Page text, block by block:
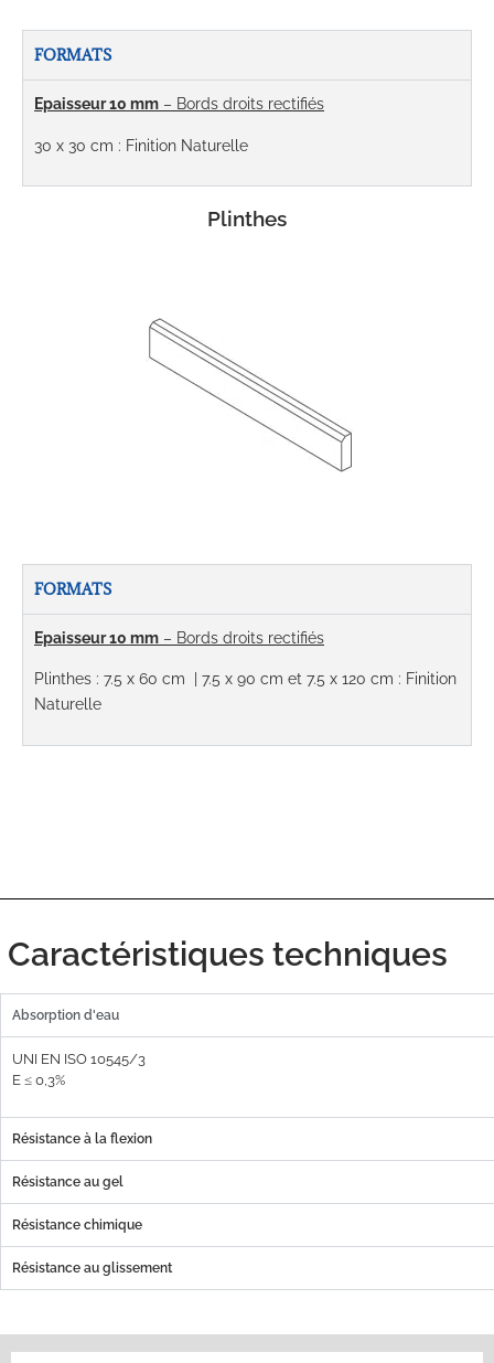
FORMATS
Epaisseur 10 mm – Bords droits rectifiés
30 x 30 cm : Finition Naturelle
Plinthes
FORMATS
Epaisseur 10 mm – Bords droits rectifiés
Plinthes : 7.5 x 60 cm | 7.5 x 90 cm et 7.5 x 120 cm : Finition
Naturelle
Caractéristiques techniques
Absorption d'eau
UNI EN ISO 10545/3
E ≤ 0,3%
Résistance à la flexion
Résistance au gel
Résistance chimique
Résistance au glissement